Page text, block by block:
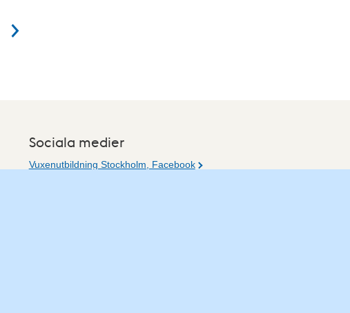
Sociala medier
Vuxenutbildning Stockholm, Facebook